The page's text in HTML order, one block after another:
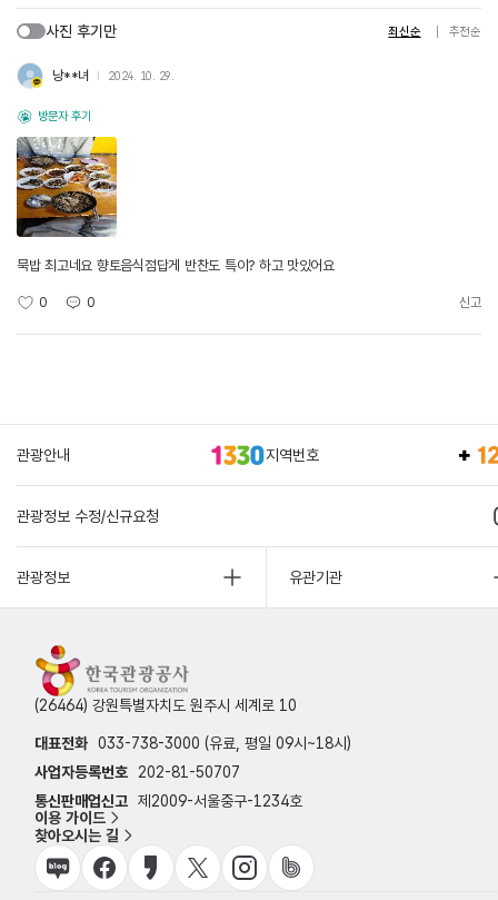
사진 후기만 최신순 추천순
낭**녀 2024. 10. 29.
방문자 후기
묵밥 최고네요 향토음식점답게 반찬도 특이? 하고 맛있어요
0 0 신고
관광안내 지역번호
관광정보 수정/신규요청
관광정보 유관기관
(26464) 강원특별자치도 원주시 세계로 10
대표전화 033-738-3000 (유료, 평일 09시~18시)
사업자등록번호
202-81-50707
통신판매업신고 제2009-서울중구-1234호
이용 가이드
찾아오시는 길